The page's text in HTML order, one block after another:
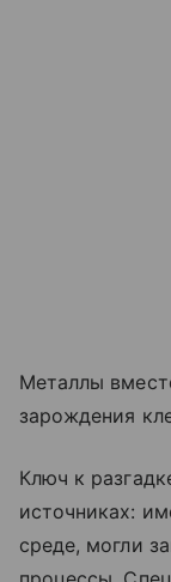
Металлы
зарождения
Ключ к
источниках:
среде, могли